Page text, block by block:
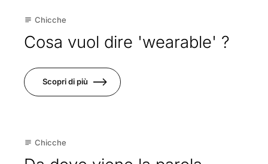
22
subject Chicche
Cosa vuol dire 'wearable' ?
Scopri di più
17
subject Chicche